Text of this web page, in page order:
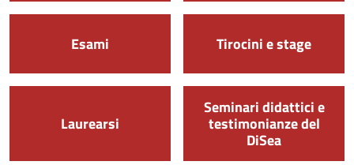
Esami Tirocini e stage
Laurearsi
Seminari didattici e
testimonianze del
DiSea